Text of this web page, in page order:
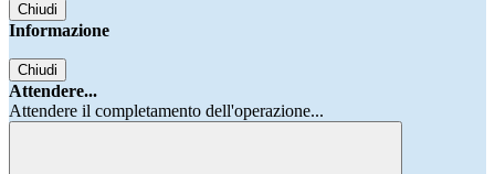
Chiudi
Informazione
Chiudi
Attendere...
Attendere il completamento dell'operazione...